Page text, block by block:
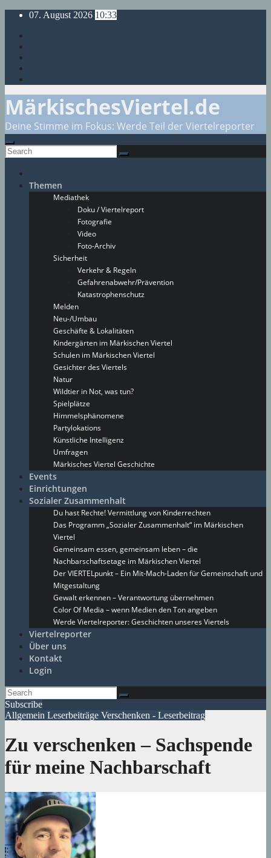
Skip
content
07. August 2026 10:33
MärkischesViertel.de
Deine Stimme im Fokus: Werde Teil der Viertelreporter
Themen
Mediathek
Doku / Viertelreport
Fotografie
Video
Foto-Archiv
Sicherheit
Verkehr & Regeln
Gefahrenabwehr/Prävention
Katastrophenschutz
Melden
Neu-/Umbau
Geschäfte & Lokalitäten
Kindergärten im Märkischen Viertel
Schulen im Märkischen Viertel
Gesichter des Viertels
Natur
Wildtier in Not, was tun?
Spielplätze
Himmelsphänomene
Partylokations
Künstliche Intelligenz
Umfragen
Märkisches Viertel Geschichte
Events
Einrichtungen
Sozialer Zusammenhalt
Du hast Rechte! Vermittlung von Kinderrechten
Das Programm „Sozialer Zusammenhalt“ im Märkischen
Viertel
Gemeinsam essen, gemeinsam leben – die
Nachbarschaftsetage im Märkischen Viertel
Der VIERTELpunkt – Ein Mit-Mach-Laden für Gemeinschaft und
Mitgestaltung
Gewalt erkennen – Verantwortung übernehmen
Color Of Media – wenn Medien den Ton angeben
Werde Viertelreporter: Geschichten unseres Viertels
Viertelreporter
Über uns
Kontakt
Login
Subscribe
Allgemein Leserbeiträge Verschenken - Leserbeitrag
Zu verschenken – Sachspende
für meine Nachbarschaft